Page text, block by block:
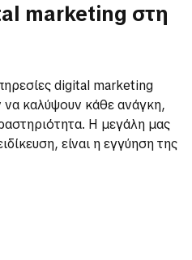
marketing στη
digital marketing
καλύψουν κάθε ανάγκη,
Η μεγάλη μας
είναι η εγγύηση της